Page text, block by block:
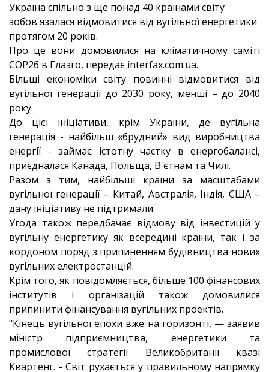
Україна спільно з ще понад 40 країнами світу
зобов'язалася відмовитися від вугільної енергетики
протягом 20 років.
Про це вони домовилися на кліматичному саміті
COP26 в Глазго, передає interfax.com.ua.
Більші економіки світу повинні відмовитися від
вугільної генерації до 2030 року, менші – до 2040
року.
До цієї ініціативи, крім України, де вугільна
генерація - найбільш «брудний» вид виробництва
енергії - займає істотну частку в енергобалансі,
приєдналася Канада, Польща, В'єтнам та Чилі.
Разом з тим, найбільші країни за масштабами
вугільної генерації – Китай, Австралія, Індія, США –
дану ініціативу не підтримали.
Угода також передбачає відмову від інвестицій у
вугільну енергетику як всередині країни, так і за
кордоном поряд з припиненням будівництва нових
вугільних електростанцій.
Крім того, як повідомляється, більше 100 фінансових
інститутів і організацій також домовилися
припинити фінансування вугільних проектів.
"Кінець вугільної епохи вже на горизонті, — заявив
міністр підприємництва, енергетики та
промислової стратегії Великобританії квазі
Квартенг. - Світ рухається у правильному напрямку